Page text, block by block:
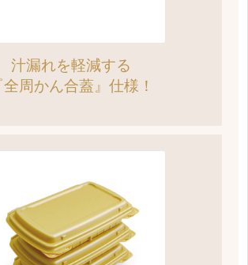
汁漏れを軽減する
全周かん合蓋』仕様！